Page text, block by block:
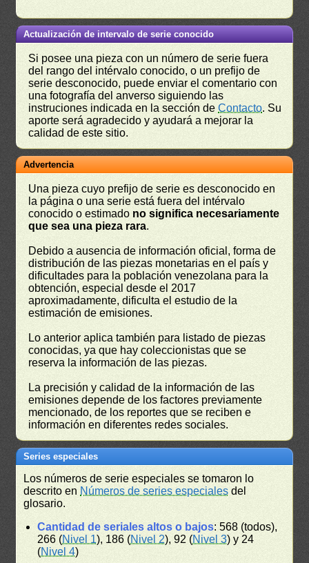
Actualización de intervalo de serie conocido
Si posee una pieza con un número de serie fuera
del rango del intérvalo conocido, o un prefijo de
serie desconocido, puede enviar el comentario con
una fotografía del anverso siguiendo las
instruciones indicada en la sección deContacto. Su
aporte será agradecido y ayudará a mejorar la
calidad de este sitio.
Advertencia
Una pieza cuyo prefijo de serie es desconocido en
la página o una serie está fuera del intérvalo
conocido o estimado no significa necesariamente
que sea una pieza rara.
Debido a ausencia de información oficial, forma de
distribución de las piezas monetarias en el país y
dificultades para la población venezolana para la
obtención, especial desde el 2017
aproximadamente, dificulta el estudio de la
estimación de emisiones.
Lo anterior aplica también para listado de piezas
conocidas, ya que hay coleccionistas que se
reserva la información de las piezas.
La precisión y calidad de la información de las
emisiones depende de los factores previamente
mencionado, de los reportes que se reciben e
información en diferentes redes sociales.
Series especiales
Los números de serie especiales se tomaron lo
descrito en Números de series especiales del
glosario.
Cantidad de seriales altos o bajos: 568 (todos),
266 (Nivel 1), 186 (Nivel 2), 92 (Nivel 3) y 24
(Nivel 4)